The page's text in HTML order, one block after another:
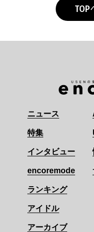
ニュース
特集
インタビュー
encoremode
ランキング
アイドル
アーカイブ